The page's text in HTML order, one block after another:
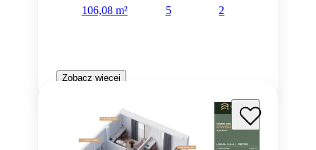
106,08 m²
5
2
Zobacz więcej